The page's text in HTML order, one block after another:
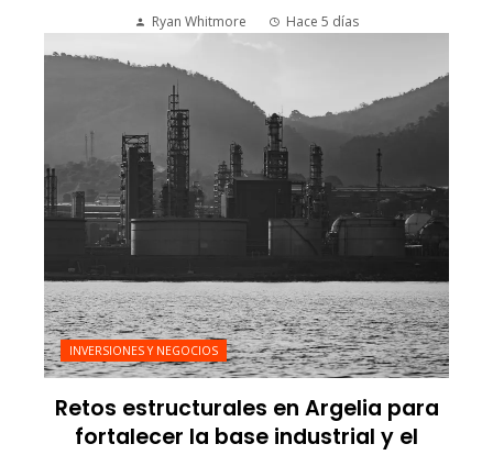
Ryan Whitmore Hace 5 días
INVERSIONES Y NEGOCIOS
Retos estructurales en Argelia para
fortalecer la base industrial y el